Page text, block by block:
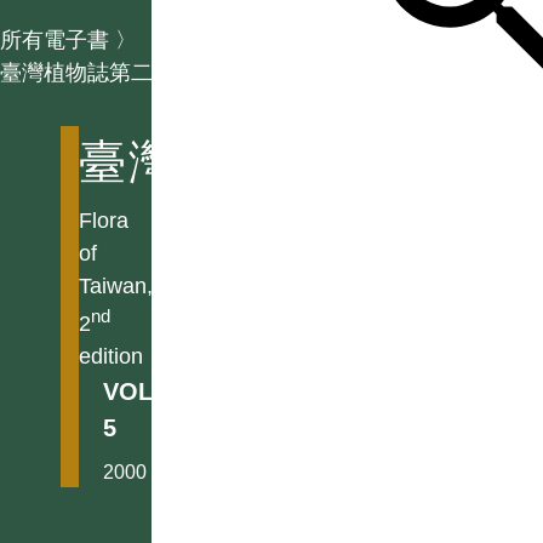
所有電子書 〉
臺灣植物誌第二版
臺灣植物誌第二版
Flora
of
Taiwan,
2nd
edition
VOL.
5
2000